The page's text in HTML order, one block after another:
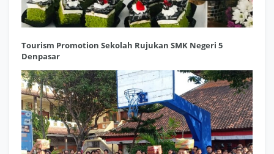
Tourism Promotion Sekolah Rujukan SMK Negeri 5
Denpasar